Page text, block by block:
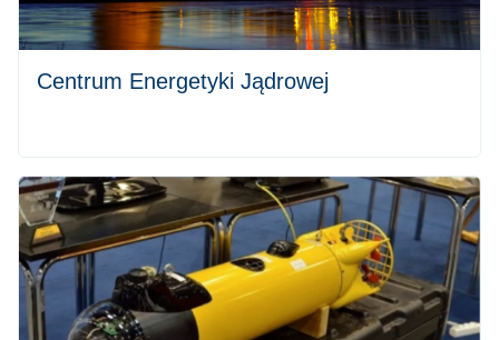
Centrum Energetyki Jądrowej